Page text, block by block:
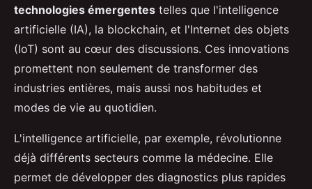
technologies émergentes telles que l'intelligence
artificielle (IA), la blockchain, et l'Internet des objets
(IoT) sont au cœur des discussions. Ces innovations
promettent non seulement de transformer des
industries entières, mais aussi nos habitudes et
modes de vie au quotidien.
L'intelligence artificielle, par exemple, révolutionne
déjà différents secteurs comme la médecine. Elle
permet de développer des diagnostics plus rapides